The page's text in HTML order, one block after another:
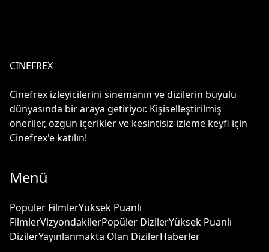
CINEFREX
Cinefrex izleyicilerini sinemanın ve dizilerin büyülü
dünyasında bir araya getiriyor. Kişiselleştirilmiş
öneriler, özgün içerikler ve kesintisiz izleme keyfi için
Cinefrex'e katılın!
Menü
Popüler FilmlerYüksek Puanlı
FilmlerVizyondakilerPopüler DizilerYüksek Puanlı
DizilerYayınlanmakta Olan DizilerHaberler